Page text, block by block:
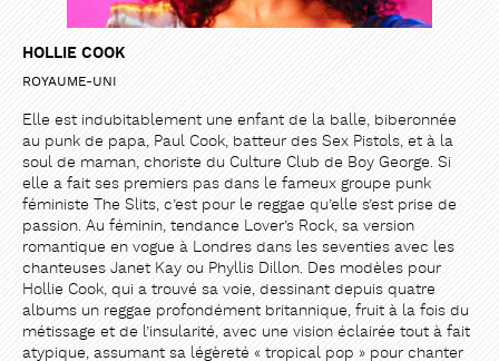
HOLLIE COOK
ROYAUME-UNI
Elle est indubitablement une enfant de la balle, biberonnée
au punk de papa, Paul Cook, batteur des Sex Pistols, et à la
soul de maman, choriste du Culture Club de Boy George. Si
elle a fait ses premiers pas dans le fameux groupe punk
féministe The Slits, c’est pour le reggae qu’elle s’est prise de
passion. Au féminin, tendance Lover’s Rock, sa version
romantique en vogue à Londres dans les seventies avec les
chanteuses Janet Kay ou Phyllis Dillon. Des modèles pour
Hollie Cook, qui a trouvé sa voie, dessinant depuis quatre
albums un reggae profondément britannique, fruit à la fois du
métissage et de l’insularité, avec une vision éclairée tout à fait
atypique, assumant sa légèreté « tropical pop » pour chanter
PARTAGER
PARTAGER